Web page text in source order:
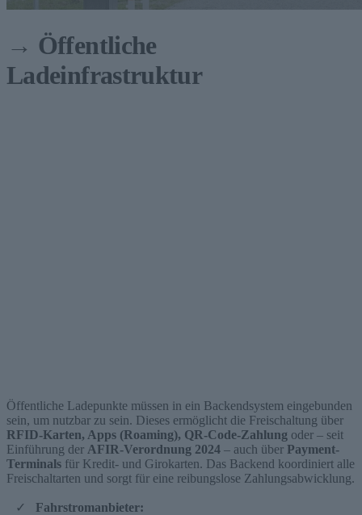
→ Öffentliche
Ladeinfrastruktur
Öffentliche Ladepunkte müssen in ein Backendsystem eingebunden
sein, um nutzbar zu sein. Dieses ermöglicht die Freischaltung über
RFID-Karten, Apps (Roaming), QR-Code-Zahlung oder – seit
Einführung der AFIR-Verordnung 2024 – auch über Payment-
Terminals für Kredit- und Girokarten. Das Backend koordiniert alle
Freischaltarten und sorgt für eine reibungslose Zahlungsabwicklung.
Fahrstromanbieter: